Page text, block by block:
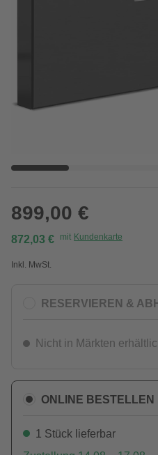
899,00 €
872,03 € mit Kundenkarte
Inkl. MwSt.
RESERVIEREN &
Nicht in Märkten
ONLINE BESTELLEN
1 Stück lieferbar